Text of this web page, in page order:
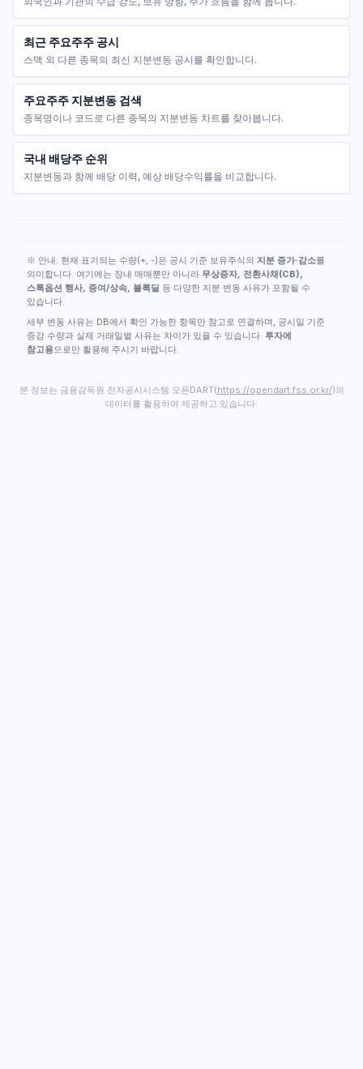
최근 주요주주 공시
스맥 외 다른 종목의 최신 지분변동 공시를 확인합니다.
주요주주 지분변동 검색
종목명이나 코드로 다른 종목의 지분변동 차트를 찾아봅니다.
국내 배당주 순위
지분변동과 함께 배당 이력, 예상 배당수익률을 비교합니다.
※ 안내: 현재 표기되는 수량(+, -)은 공시 기준 보유주식의 지분 증가·감소를
의미합니다. 여기에는 장내 매매뿐만 아니라 무상증자, 전환사채(CB),
스톡옵션 행사, 증여/상속, 블록딜 등 다양한 지분 변동 사유가 포함될 수
있습니다.
세부 변동 사유는 DB에서 확인 가능한 항목만 참고로 연결하며, 공시일 기준
증감 수량과 실제 거래일별 사유는 차이가 있을 수 있습니다. 투자에
참고용으로만 활용해 주시기 바랍니다.
본 정보는 금융감독원 전자공시시스템 오픈DART(https://opendart.fss.or.kr/)의
데이터를 활용하여 제공하고 있습니다.